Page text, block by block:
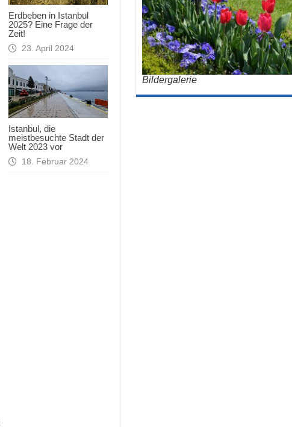
Erdbeben in Istanbul
2025? Eine Frage der
Zeit!
23. April 2024
Istanbul, die
meistbesuchte Stadt der
Welt 2023 vor
18. Februar 2024
Bildergalerie